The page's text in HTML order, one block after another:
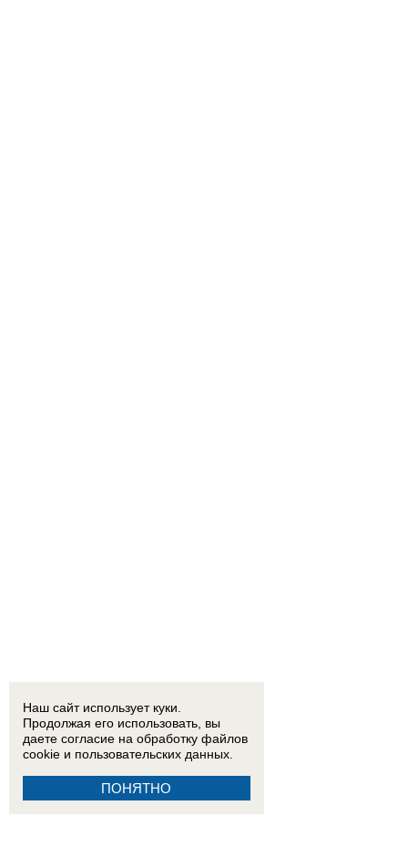
Наш сайт использует куки.
Продолжая его использовать, вы
даете согласие на обработку файлов
cookie и пользовательских данных.
ПОНЯТНО